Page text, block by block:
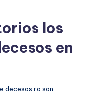
los
en
decesos no son